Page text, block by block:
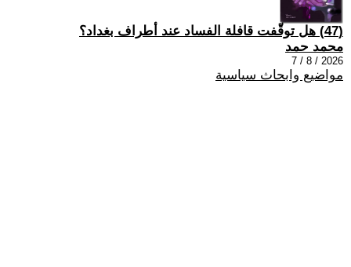
(47) هل توقّفت قافلة الفساد عند أطراف بغداد؟
محمد حمد
2026 / 8 / 7
مواضيع وابحاث سياسية